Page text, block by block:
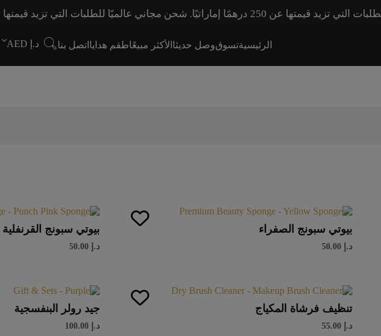
عالميًا للطلبات التي تزيد قيمتها عن 600 درهم إماراتي.
الرئيسيةتسوقوصل حديثا الأكثر مبيعًاطقم هدايا اتصل بنا د.إ AED
بيوتي سبونج الصفراء
د.إ
بيوتي سبونج القرنفلية
د.إ
تنظيف فرشاة المكياج
د.إ
جيد رولر البنفسجية
د.إ